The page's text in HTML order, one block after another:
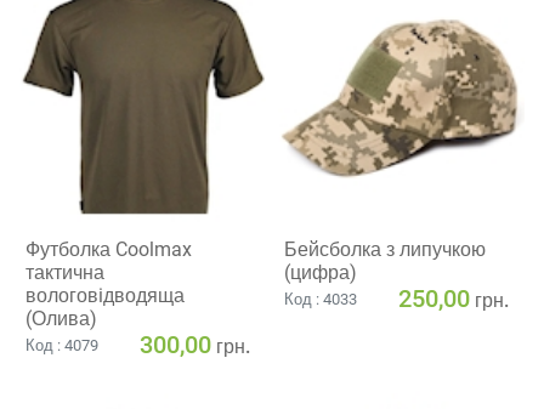
Футболка Coolmax
тактична
вологовiдводяща
(Олива)
Код : 4079 300,00 грн.
Бейсболка з липучкою
(цифра)
Код : 4033 250,00 грн.